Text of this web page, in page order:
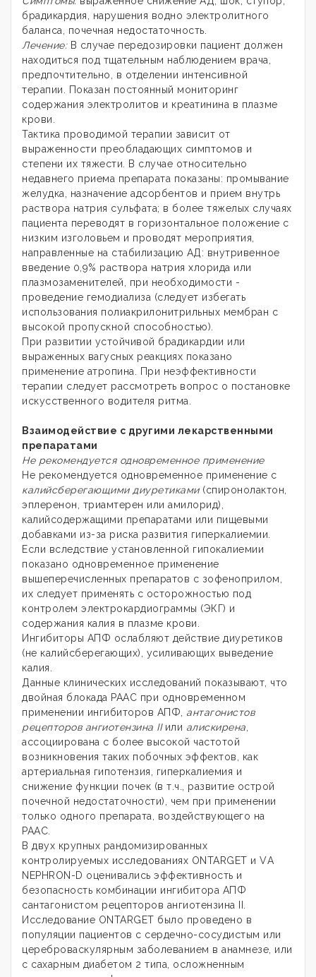
брадикардия, нарушения водно­ электролитного
баланса, почечная недостаточность.
Лечение:В случае передозировки пациент должен
находиться под тщательным наблюдением врача,
предпочтительно, в отделении интенсивной
терапии. Показан постоянный мониторинг
содержания электролитов и креатинина в плазме
крови.
Тактика проводимой терапии зависит от
выраженности преобладающих симптомов и
степени их тяжести. В случае относительно
недавнего приема препарата показаны: промывание
желудка, назначение адсорбентов и прием внутрь
раствора натрия сульфата; в более тяжелых случаях
пациента переводят в горизонтальное положение с
низким изголовьем и проводят мероприятия,
направленные на стабилизацию АД: внутривенное
введение 0,9% раствора натрия хлорида или
плазмозаменителей, при необходимости -
проведение гемодиализа (следует избегать
использования полиакрилонитрильных мембран с
высокой пропускной способностью).
При развитии устойчивой брадикардии или
выраженных вагусных реакциях показано
применение атропина. При неэффективности
терапии следует рассмотреть вопрос о постановке
искусственного водителя ритма.
Взаимодействие с другими лекарственными
препаратами
Не рекомендуется одновременное применение
Не рекомендуется одновременное применение с
калийсберегающими диуретиками(спиронолактон,
эплеренон, триамтерен или амилорид),
калийсодержащими препаратами или пищевыми
добавками из-за риска развития гиперкалиемии.
Если вследствие установленной гипокалиемии
показано одновременное применение
вышеперечисленных препаратов с зофеноприлом,
их следует применять с осторожностью под
контролем электрокардиограммы (ЭКГ) и
содержания калия в плазме крови.
Ингибиторы АПФ ослабляют действие диуретиков
(не калийсберегающих), усиливающих выведение
калия.
Данные клинических исследований показывают, что
двойная блокада РААС при одновременном
применении ингибиторов АПФ, антагонистов
рецепторов ангиотензина IIили алискирена
ассоциирована с более высокой частотой
возникновения таких побочных эффектов, как
артериальная гипотензия, гиперкалиемия и
снижение функции почек (в т.ч., развитие острой
почечной недостаточности), чем при применении
только одного препарата, воздействующего на
РААС.
В двух крупных рандомизированных
контролируемых исследованиях ONTARGET и VА
NEPHRON-D оценивались эффективность и
безопасность комбинации ингибитора АПФ
сантагонистом рецепторов ангиотензина II.
Исследование ONTARGET было проведено в
популяции пациентов с сердечно-сосудистым или
цереброваскулярным заболеванием в анамнезе, или
с сахарным диабетом 2 типа, осложненным